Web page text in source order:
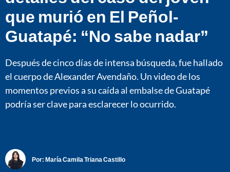
que murió en El Peñol-
Guatapé: “No sabe nadar”
Después de cinco días de intensa búsqueda, fue hallado
el cuerpo de Alexander Avendaño. Un video de los
momentos previos a su caída al embalse de Guatapé
podría ser clave para esclarecer lo ocurrido.
Por: María Camila Triana Castillo